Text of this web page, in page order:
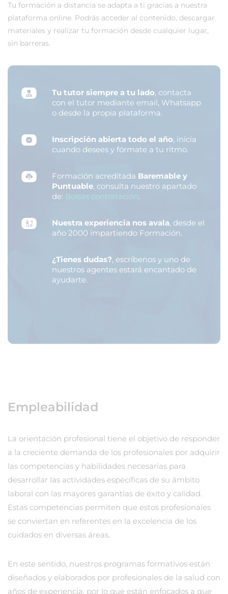
Tu formación a distancia se adapta a ti gracias a nuestra
plataforma online. Podrás acceder al contenido, descargar
materiales y realizar tu formación desde cualquier lugar,
sin barreras.
Tu tutor siempre a tu lado, contacta
con el tutor mediante email, Whatsapp
o desde la propia plataforma.
Inscripción abierta todo el año, inicia
cuando desees y fórmate a tu ritmo.
Formación acreditada Baremable y
Puntuable, consulta nuestro apartado
de: Bolsas contratación.
Nuestra experiencia nos avala, desde el
año 2000 impartiendo Formación.
¿Tienes dudas?, escríbenos y uno de
nuestros agentes estará encantado de
ayudarte.
Empleabilidad
La orientación profesional tiene el objetivo de responder
a la creciente demanda de los profesionales por adquirir
las competencias y habilidades necesarias para
desarrollar las actividades específicas de su ámbito
laboral con las mayores garantías de éxito y calidad.
Estas competencias permiten que estos profesionales
se conviertan en referentes en la excelencia de los
cuidados en diversas áreas.
En este sentido, nuestros programas formativos están
diseñados y elaborados por profesionales de la salud con
años de experiencia, por lo que están enfocados a que